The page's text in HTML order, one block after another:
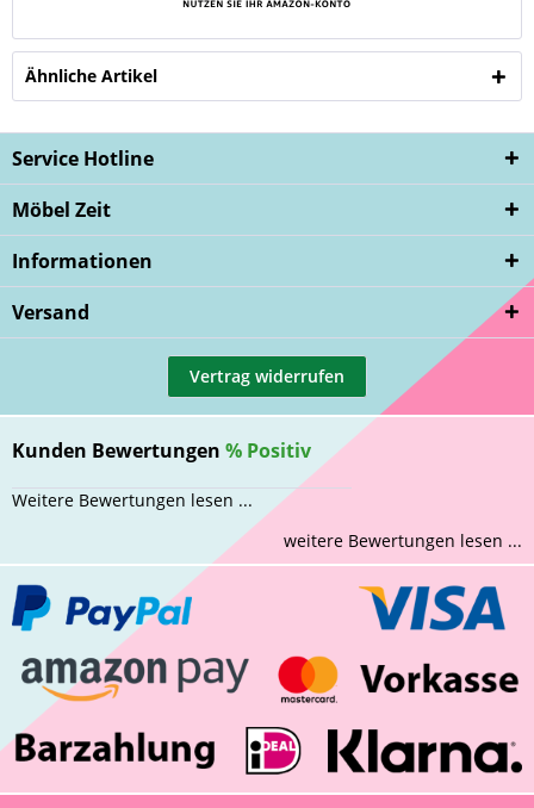
Ähnliche Artikel
Service Hotline
Möbel Zeit
Informationen
Versand
Vertrag widerrufen
Kunden Bewertungen % Positiv
Weitere Bewertungen lesen ...
weitere Bewertungen lesen ...